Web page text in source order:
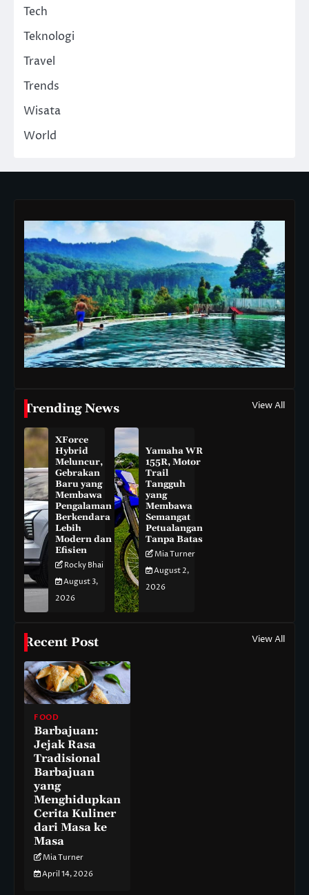
Tech
Teknologi
Travel
Trends
Wisata
World
Trending News View All
XForce
Hybrid
Meluncur,
Gebrakan
Baru yang
Membawa
Pengalaman
Berkendara
Lebih
Modern dan
Efisien
Rocky Bhai
August 3,
2026
Yamaha WR
155R, Motor
Trail
Tangguh
yang
Membawa
Semangat
Petualangan
Tanpa Batas
Mia Turner
August 2,
2026
Recent Post View All
FOOD
Barbajuan:
Jejak Rasa
Tradisional
Barbajuan
yang
Menghidupkan
Cerita Kuliner
dari Masa ke
Masa
Mia Turner
April 14, 2026